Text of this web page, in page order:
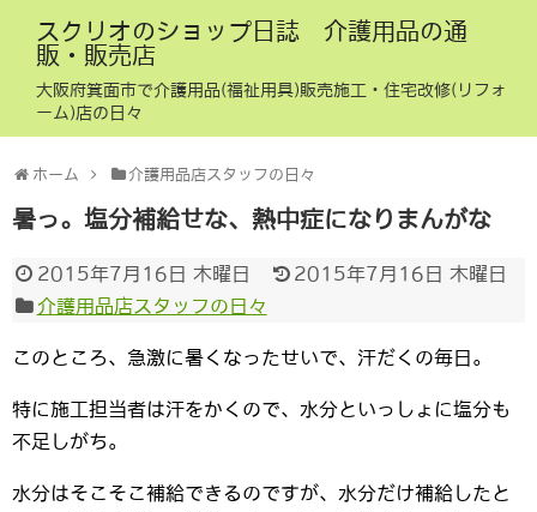
スクリオのショップ日誌 介護用品の通
販・販売店
大阪府箕面市で介護用品(福祉用具)販売施工・住宅改修(リフォ
ーム)店の日々
ホーム 介護用品店スタッフの日々
暑っ。塩分補給せな、熱中症になりまんがな
2015年7月16日 木曜日
2015年7月16日 木曜日
介護用品店スタッフの日々
このところ、急激に暑くなったせいで、汗だくの毎日。
特に施工担当者は汗をかくので、水分といっしょに塩分も
不足しがち。
水分はそこそこ補給できるのですが、水分だけ補給したと